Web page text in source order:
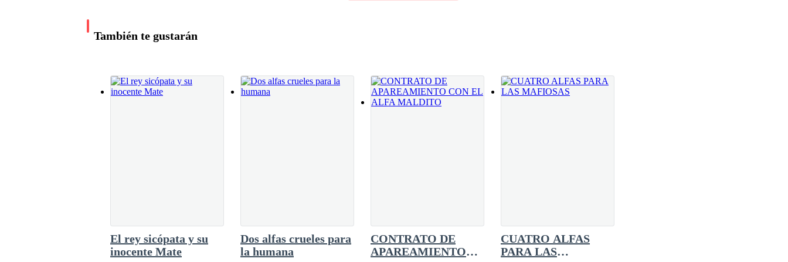
Fernand soltando otro gruñido de advertencia.
En el aeropuerto de París, Le Bourget, y después de poco menos de dos horas de vuelo desde España a Francia, Juliette descendía del avión. Adormilada por el viaje, la
hermosa joven buscaba su pasaporte entre su bolso mientras bajaba las escaleras, recién había salido del puente de abordaje, y sin detenerse ni mirar bien por donde iba
caminando, repentinamente sintió chocar con algo demasiado duro, casi como una pared, y la joven cayó sobre el suelo.
Se había hecho un raspón, y un poco de sangre se asomaba en su piel lastimada. Aquel joven hombre con el que Juliette había chocado, sintió como aquel delicado aroma
no sentía deseos de tomar alimentos, pero sabía que debía hacerlo, los días pasados habían
con su hermano, le quitaban el hambre.Las tostadas con jalea de fresa y crema de avellanas
También te gustarán
El rey sicópata y su
inocente Mate
Dos alfas crueles para
la humana
CONTRATO DE
APAREAMIENTO
CUATRO ALFAS
PARA LAS